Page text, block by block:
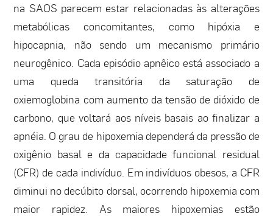
na SAOS parecem estar relacionadas às alterações
metabólicas concomitantes, como hipóxia e
hipocapnia, não sendo um mecanismo primário
neurogênico. Cada episódio apnêico está associado a
uma queda transitória da saturação de
oxiemoglobina com aumento da tensão de dióxido de
carbono, que voltará aos níveis basais ao finalizar a
apnéia. O grau de hipoxemia dependerá da pressão de
oxigênio basal e da capacidade funcional residual
(CFR) de cada indivíduo. Em indivíduos obesos, a CFR
diminui no decúbito dorsal, ocorrendo hipoxemia com
maior rapidez. As maiores hipoxemias estão